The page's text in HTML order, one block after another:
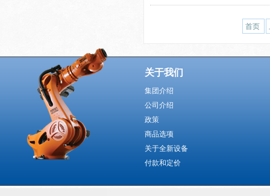
首页
关于我们
集团介绍
公司介绍
政策
商品选项
关于全新设备
付款和定价